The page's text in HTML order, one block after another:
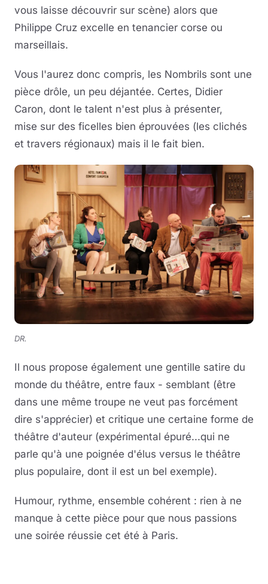
vous laisse découvrir sur scène) alors que
Philippe Cruz excelle en tenancier corse ou
marseillais.
Vous l'aurez donc compris, les Nombrils sont une
pièce drôle, un peu déjantée. Certes, Didier
Caron, dont le talent n'est plus à présenter,
mise sur des ficelles bien éprouvées (les clichés
et travers régionaux) mais il le fait bien.
DR.
Il nous propose également une gentille satire du
monde du théâtre, entre faux - semblant (être
dans une même troupe ne veut pas forcément
dire s'apprécier) et critique une certaine forme de
théâtre d'auteur (expérimental épuré...qui ne
parle qu'à une poignée d'élus versus le théâtre
plus populaire, dont il est un bel exemple).
Humour, rythme, ensemble cohérent : rien à ne
manque à cette pièce pour que nous passions
une soirée réussie cet été à Paris.